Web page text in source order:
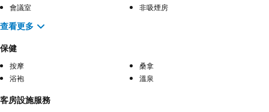
會議室 非吸煙房
查看更多
保健
按摩
桑拿
浴袍
溫泉
客房設施服務